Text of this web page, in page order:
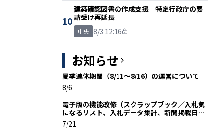
10
建築確認図書の作成支援 特定行政庁の要
請受け再延長
中央 8/3 12:16
お知らせ
夏季連休期間（8/11～8/16）の運営について
8/6
電子版の機能改修（スクラップブック／入札気
になるリスト、入札データ集計、新聞掲載日な
ど）を行いました
7/21